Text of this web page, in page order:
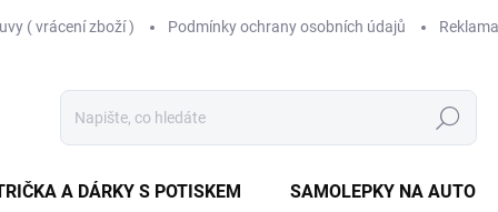
( vrácení zboží ) Podmínky ochrany osobních údajů
Hledat
A DÁRKY S POTISKEM SAMOLEPKY NA AUTO